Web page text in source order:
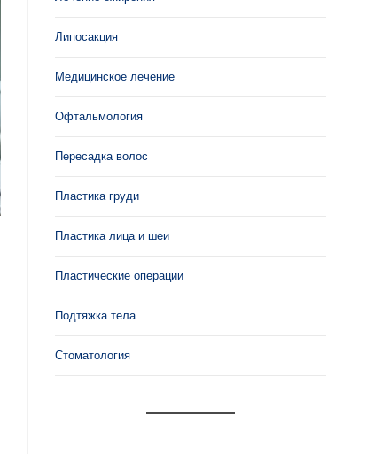
Липосакция
Медицинское лечение
Офтальмология
Пересадка волос
Пластика груди
Пластика лица и шеи
Пластические операции
Подтяжка тела
Стоматология